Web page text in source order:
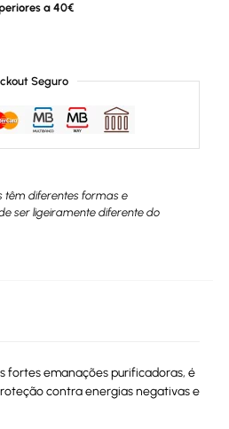
a 40€
Seguro
têm diferentes formas e
ser ligeiramente diferente do
fortes emanações purificadoras, é
contra energias negativas e